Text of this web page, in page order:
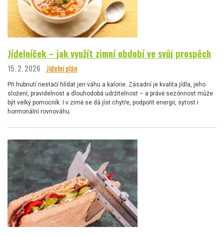
Jídelníček – jak využít zimní období ve svůj prospěch
15. 2. 2026 Jídelní plán
Při hubnutí nestačí hlídat jen váhu a kalorie. Zásadní je kvalita jídla, jeho
složení, pravidelnost a dlouhodobá udržitelnost – a právě sezónnost může
být velký pomocník. I v zimě se dá jíst chytře, podpořit energii, sytost i
hormonální rovnováhu.